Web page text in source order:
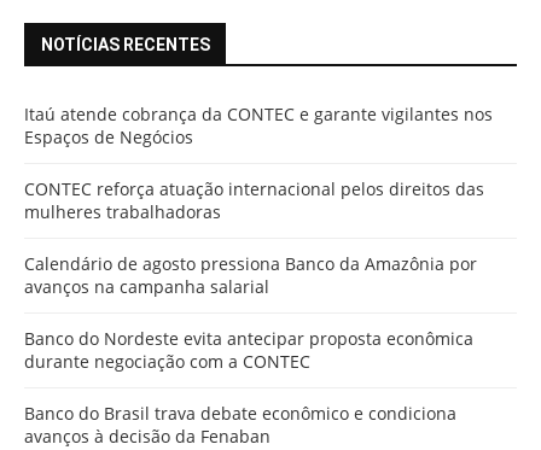
NOTÍCIAS RECENTES
Itaú atende cobrança da CONTEC e garante vigilantes nos
Espaços de Negócios
CONTEC reforça atuação internacional pelos direitos das
mulheres trabalhadoras
Calendário de agosto pressiona Banco da Amazônia por
avanços na campanha salarial
Banco do Nordeste evita antecipar proposta econômica
durante negociação com a CONTEC
Banco do Brasil trava debate econômico e condiciona
avanços à decisão da Fenaban